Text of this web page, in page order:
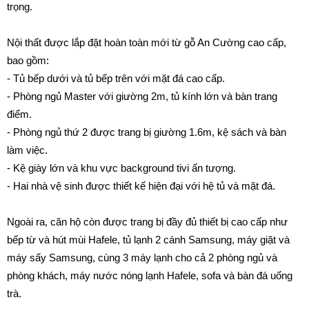
trọng.
Nội thất được lắp đặt hoàn toàn mới từ gỗ An Cường cao cấp,
bao gồm:
- Tủ bếp dưới và tủ bếp trên với mặt đá cao cấp.
- Phòng ngủ Master với giường 2m, tủ kính lớn và bàn trang
điểm.
- Phòng ngủ thứ 2 được trang bị giường 1.6m, kệ sách và bàn
làm việc.
- Kệ giày lớn và khu vực background tivi ấn tượng.
- Hai nhà vệ sinh được thiết kế hiện đại với hệ tủ và mặt đá.
Ngoài ra, căn hộ còn được trang bị đầy đủ thiết bị cao cấp như
bếp từ và hút mùi Hafele, tủ lạnh 2 cánh Samsung, máy giặt và
máy sấy Samsung, cùng 3 máy lạnh cho cả 2 phòng ngủ và
phòng khách, máy nước nóng lạnh Hafele, sofa và bàn đá uống
trà.